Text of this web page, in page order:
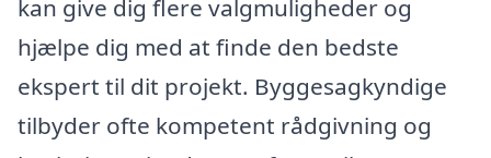
kan give dig flere valgmuligheder og
hjælpe dig med at finde den bedste
ekspert til dit projekt. Byggesagkyndige
tilbyder ofte kompetent rådgivning og